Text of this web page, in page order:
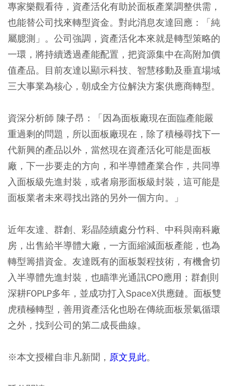
專家樂觀看待，資產活化有助於面板產業調整供需，
也能替公司找來轉型資金。對此消息友達回應：「純
屬臆測」。公司強調，資產活化本來就是轉型策略的
一環，將持續透過產能配置，把資源集中在高附加價
值產品。目前友達以顯示科技、智慧移動及垂直場域
三大事業為核心，朝成全方位解決方案供應商轉型。
資深分析師 陳子昂：「因為面板廠現在面臨產能嚴
重過剩的問題，所以面板廠現在，除了積極尋找下一
代新興的產品以外，當然現在資產活化可能是面板
廠，下一步要走的方向，和半導體產業合作，共同導
入面板級先進封裝，或者扇形面板級封裝，這可能是
面板業者未來尋找出路的另外一個方向。」
近年友達、群創、彩晶陸續處分竹科、中科與南科廠
房，出售給半導體大廠，一方面縮減面板產能，也為
轉型籌措資金。友達既有的面板製程技術，有機會切
入半導體先進封裝，也瞄準光通訊CPO應用；群創則
深耕FOPLP多年，並成功打入SpaceX供應鏈。面板雙
虎積極轉型，善用資產活化也盼在傳統面板景氣循環
之外，找到公司的第二成長曲線。
※本文授權自非凡新聞， 原文見此。